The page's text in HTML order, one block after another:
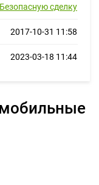
Безопасную сделку
2017-10-31 11:58
2023-03-18 11:44